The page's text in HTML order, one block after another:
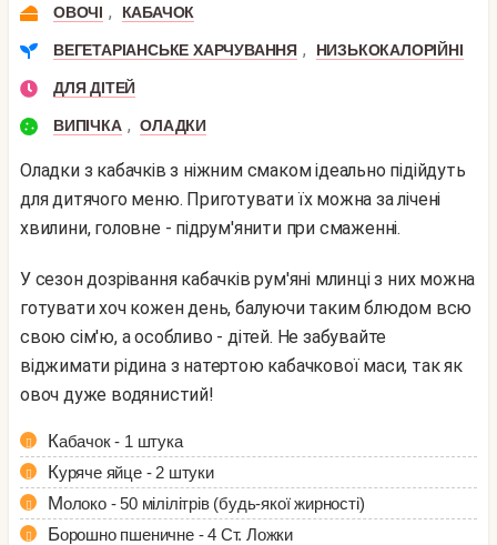
ОВОЧІ , КАБАЧОК
ВЕГЕТАРІАНСЬКЕ ХАРЧУВАННЯ , НИЗЬКОКАЛОРІЙНІ
ДЛЯ ДІТЕЙ
ВИПІЧКА , ОЛАДКИ
Оладки з кабачків з ніжним смаком ідеально підійдуть
для дитячого меню. Приготувати їх можна за лічені
хвилини, головне - підрум'янити при смаженні.
У сезон дозрівання кабачків рум'яні млинці з них можна
готувати хоч кожен день, балуючи таким блюдом всю
свою сім'ю, а особливо - дітей. Не забувайте
віджимати рідина з натертою кабачкової маси, так як
овоч дуже водянистий!
Кабачок - 1 штука
Куряче яйце - 2 штуки
Молоко - 50 мілілітрів (будь-якої жирності)
Борошно пшеничне - 4 Ст. Ложки